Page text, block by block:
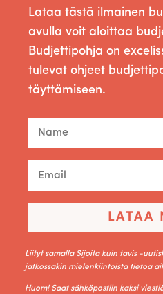
Lataa tästä ilmainen
avulla voit aloittaa
Budjettipohja on
tulevat ohjeet
täyttämiseen.
LATAA
Liityt samalla Sijoita kuin tavis -
jatkossakin mielenkiintoista tietoa
Huom! Saat sähköpostiin kaksi